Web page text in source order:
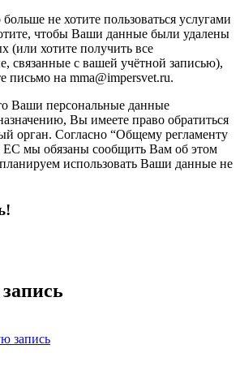
не хотите пользоваться услугами
чтобы Ваши данные были удалены
(или хотите получить все
связанные с вашей учётной записью),
письмо на mma@impersvet.ru.
Ваши персональные данные
Вы имеете право обратиться
орган. Согласно “Общему регламенту
ЕС мы обязаны сообщить Вам об этом
использовать Ваши данные не
запись